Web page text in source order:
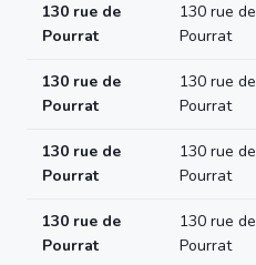
130 rue de
Pourrat
130 rue de
Pourrat
130 rue de
Pourrat
130 rue de
Pourrat
130 rue de
Pourrat
130 rue de
Pourrat
130 rue de
Pourrat
130 rue de
Pourrat